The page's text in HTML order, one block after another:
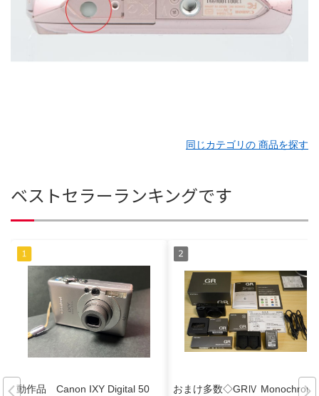
同じカテゴリの 商品を探す
ベストセラーランキングです
動作品 Canon IXY Digital 50 おまけ多数◇GRⅣ Monochrom